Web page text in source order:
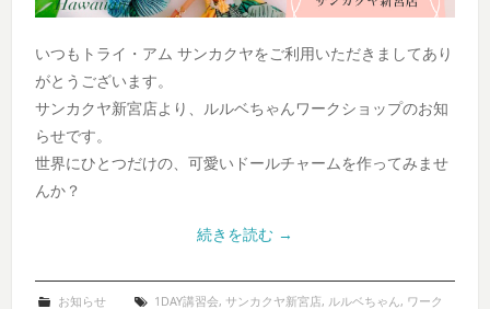
いつもトライ・アム サンカクヤをご利用いただきましてあり
がとうございます。
サンカクヤ新宮店より、ルルベちゃんワークショップのお知
らせです。
世界にひとつだけの、可愛いドールチャームを作ってみませ
んか？
続きを読む →
お知らせ 1DAY講習会, サンカクヤ新宮店, ルルベちゃん , ワーク